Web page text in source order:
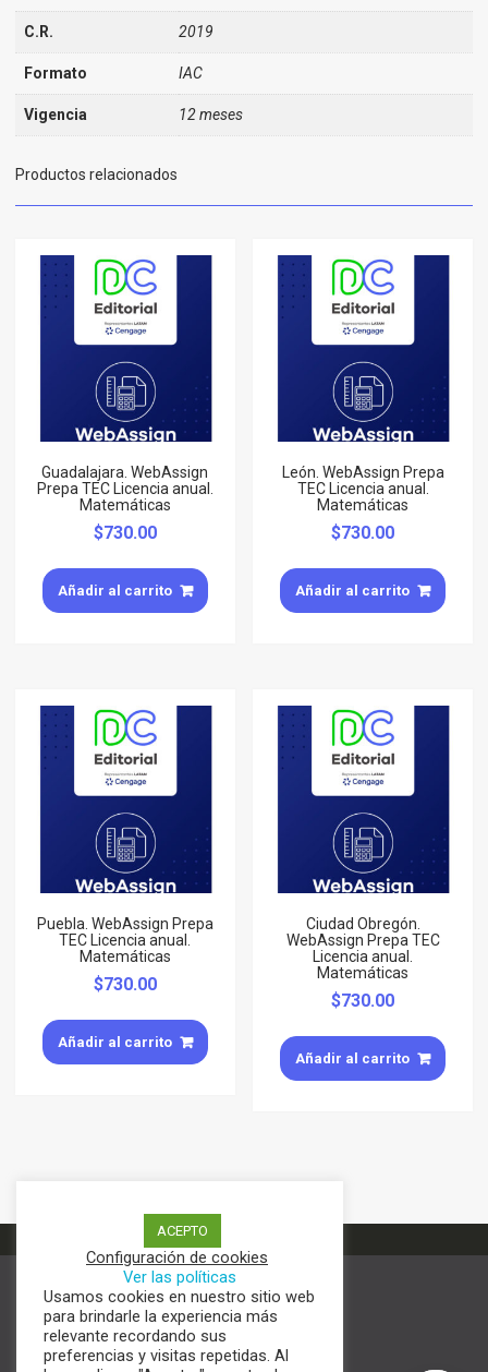
C.R. 2019
Formato IAC
Vigencia 12 meses
Productos relacionados
Guadalajara. WebAssign
Prepa TEC Licencia anual.
Matemáticas
$730.00
Añadir al carrito
León. WebAssign Prepa
TEC Licencia anual.
Matemáticas
$730.00
Añadir al carrito
Puebla. WebAssign Prepa
TEC Licencia anual.
Matemáticas
$730.00
Añadir al carrito
Ciudad Obregón.
WebAssign Prepa TEC
Licencia anual.
Matemáticas
$730.00
Añadir al carrito
Términos y condiciones
Aviso de Privacidad
Política de cookies
ACEPTO
Configuración de cookies
Ver las políticas
Usamos cookies en nuestro sitio web
para brindarle la experiencia más
relevante recordando sus
preferencias y visitas repetidas. Al